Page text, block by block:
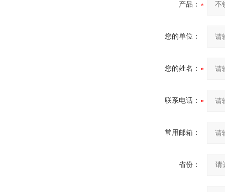
产品：
您的单位：
您的姓名：
联系电话：
常用邮箱：
省份：